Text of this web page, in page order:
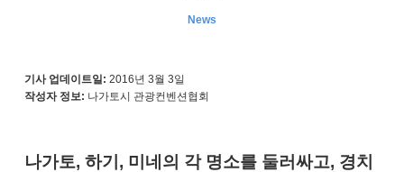
News
기사 업데이트일: 2016년 3월 3일
작성자 정보: 나가토시 관광컨벤션협회
나가토, 하기, 미네의 각 명소를 둘러싸고, 경치